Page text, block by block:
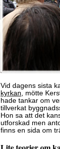
Vid dagens sista
kyrkan, mötte
hade tankar om
tillverkat
Hon sa att det
utforskad men
finns en sida om